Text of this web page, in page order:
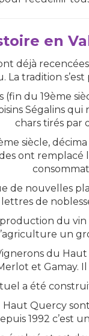
en
déjà
La tradition
(fin du 19ème
Ségalins
chars tirés par
siècle,
ont remplacé
de nouvelles
de
du vin
un
du
et Gamay.
a été
Haut Quercy
1992 c’est